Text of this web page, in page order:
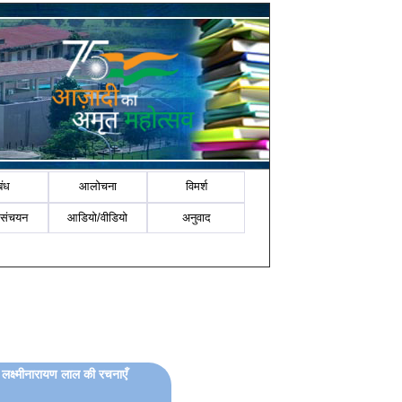
आलोचना विमर्श
आडियो/वीडियो अनुवाद
लाल की रचनाएँ